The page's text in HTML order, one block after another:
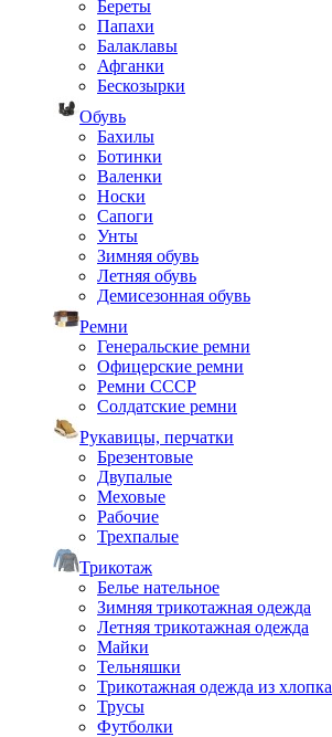
Береты
Папахи
Балаклавы
Афганки
Бескозырки
Обувь
Бахилы
Ботинки
Валенки
Носки
Сапоги
Унты
Зимняя обувь
Летняя обувь
Демисезонная обувь
Ремни
Генеральские ремни
Офицерские ремни
Ремни СССР
Солдатские ремни
Рукавицы, перчатки
Брезентовые
Двупалые
Меховые
Рабочие
Трехпалые
Трикотаж
Белье нательное
Зимняя трикотажная одежда
Летняя трикотажная одежда
Майки
Тельняшки
Трикотажная одежда из хлопка
Трусы
Футболки